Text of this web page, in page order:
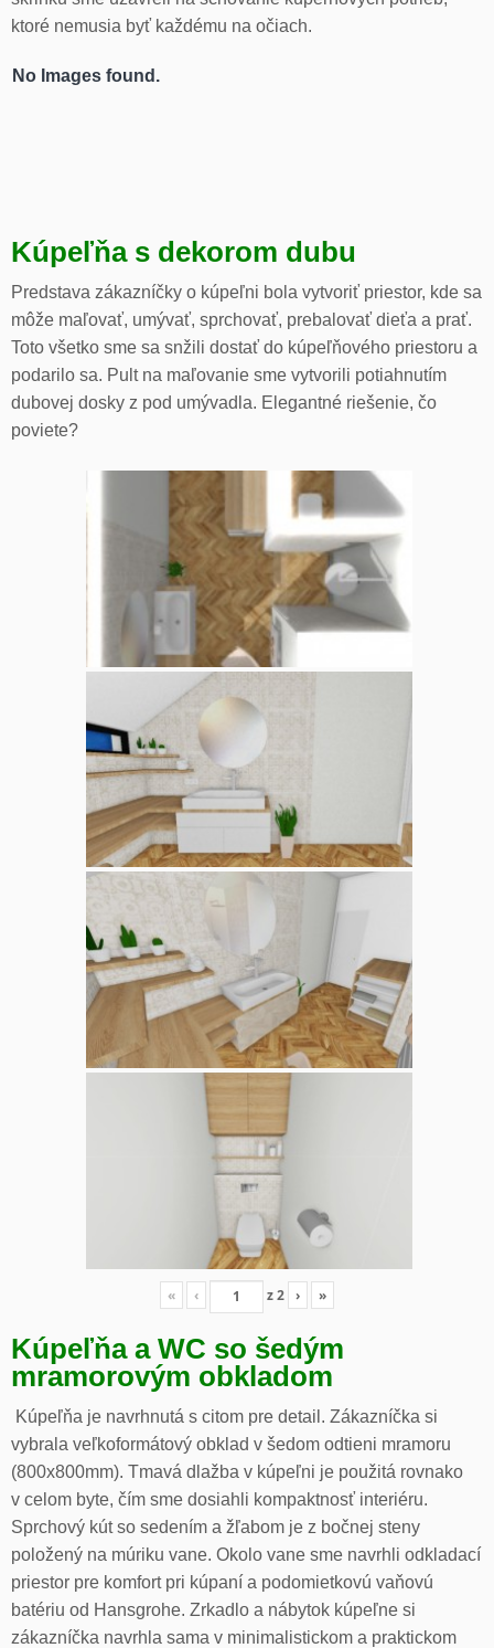
ktoré nemusia byť každému na očiach.
No Images found.
Kúpeľňa s dekorom dubu
Predstava zákazníčky o kúpeľni bola vytvoriť priestor, kde sa
môže maľovať, umývať, sprchovať, prebalovať dieťa a prať.
Toto všetko sme sa snžili dostať do kúpeľňového priestoru a
podarilo sa. Pult na maľovanie sme vytvorili potiahnutím
dubovej dosky z pod umývadla. Elegantné riešenie, čo
poviete?
« ‹ z2 › »
Kúpeľňa a WC so šedým
mramorovým obkladom
Kúpeľňa je navrhnutá s citom pre detail. Zákazníčka si
vybrala veľkoformátový obklad v šedom odtieni mramoru
(800x800mm). Tmavá dlažba v kúpeľni je použitá rovnako
v celom byte, čím sme dosiahli kompaktnosť interiéru.
Sprchový kút so sedením a žľabom je z bočnej steny
položený na múriku vane. Okolo vane sme navrhli odkladací
priestor pre komfort pri kúpaní a podomietkovú vaňovú
batériu od Hansgrohe. Zrkadlo a nábytok kúpeľne si
zákazníčka navrhla sama v minimalistickom a praktickom